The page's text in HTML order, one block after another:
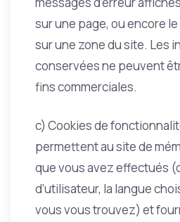
sur une page, ou encore
sur une zone du site. Les
conservées ne peuvent
fins commerciales.
c) Cookies de
permettent au site de
que vous avez effectués
d’utilisateur, la langue
vous vous trouvez) et